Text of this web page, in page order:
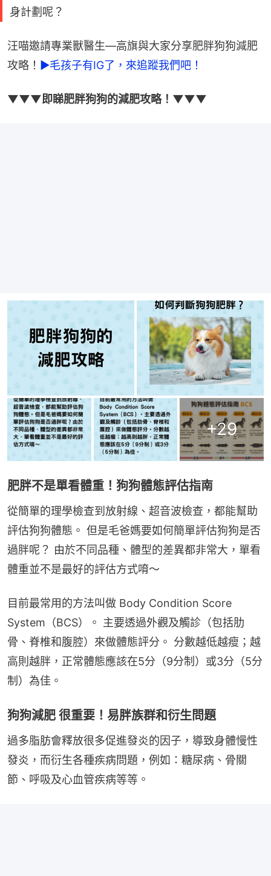
身計劃呢？
汪喵邀請專業獸醫生—高旗與大家分享肥胖狗狗減肥
攻略！ ►毛孩子有IG了，來追蹤我們吧！
▼▼▼即睇肥胖狗狗的減肥攻略！▼▼▼
+29
肥胖不是單看體重！狗狗體態評估指南
從簡單的理學檢查到放射線、超音波檢查，都能幫助
評估狗狗體態。 但是毛爸媽要如何簡單評估狗狗是否
過胖呢？ 由於不同品種、體型的差異都非常大，單看
體重並不是最好的評估方式唷～
目前最常用的方法叫做 Body Condition Score
System（BCS）。 主要透過外觀及觸診（包括肋
骨、脊椎和腹腔）來做體態評分。 分數越低越瘦；越
高則越胖，正常體態應該在5分（9分制）或3分（5分
制）為佳。
狗狗減肥 很重要！易胖族群和衍生問題
過多脂肪會釋放很多促進發炎的因子，導致身體慢性
發炎，而衍生各種疾病問題，例如：糖尿病、骨關
節、呼吸及心血管疾病等等。